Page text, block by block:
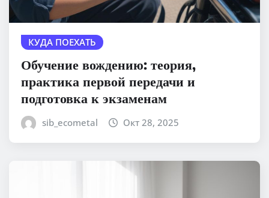
КУДА ПОЕХАТЬ
Обучение вождению: теория,
практика первой передачи и
подготовка к экзаменам
sib_ecometal Окт 28, 2025